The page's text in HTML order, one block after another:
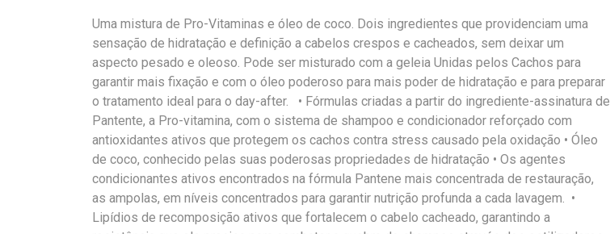
Uma mistura de Pro-Vitaminas e óleo de coco. Dois ingredientes que providenciam uma
sensação de hidratação e definição a cabelos crespos e cacheados, sem deixar um
aspecto pesado e oleoso. Pode ser misturado com a geleia Unidas pelos Cachos para
garantir mais fixação e com o óleo poderoso para mais poder de hidratação e para preparar
o tratamento ideal para o day-after. • Fórmulas criadas a partir do ingrediente-assinatura de
Pantente, a Pro-vitamina, com o sistema de shampoo e condicionador reforçado com
antioxidantes ativos que protegem os cachos contra stress causado pela oxidação • Óleo
de coco, conhecido pelas suas poderosas propriedades de hidratação • Os agentes
condicionantes ativos encontrados na fórmula Pantene mais concentrada de restauração,
as ampolas, em níveis concentrados para garantir nutrição profunda a cada lavagem. •
Lipídios de recomposição ativos que fortalecem o cabelo cacheado, garantindo a